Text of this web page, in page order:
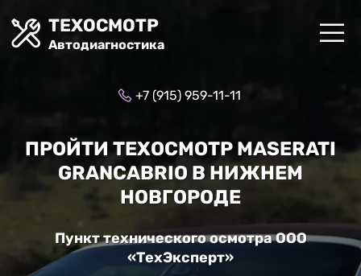
ТЕХОСМОТР
Автодиагностика
+7 (915) 959-11-11
ПРОЙТИ ТЕХОСМОТР MASERATI
GRANCABRIO В НИЖНЕМ
НОВГОРОДЕ
Пункт технического осмотра ООО
«ТехЭксперт»